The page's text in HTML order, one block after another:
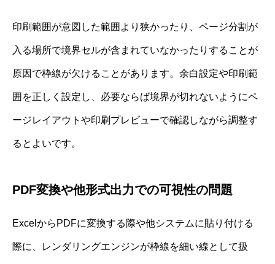
印刷範囲が意図した範囲より狭かったり、ページ分割が
入る場所で境界セルが含まれていなかったりすることが
原因で枠線が欠けることがあります。余白設定や印刷範
囲を正しく設定し、必要ならば境界が切れないようにペ
ージレイアウトや印刷プレビューで確認しながら調整す
るとよいです。
PDF変換や他形式出力での可視性の問題
ExcelからPDFに変換する際や他システムに貼り付ける
際に、レンダリングエンジンが枠線を細い線として扱